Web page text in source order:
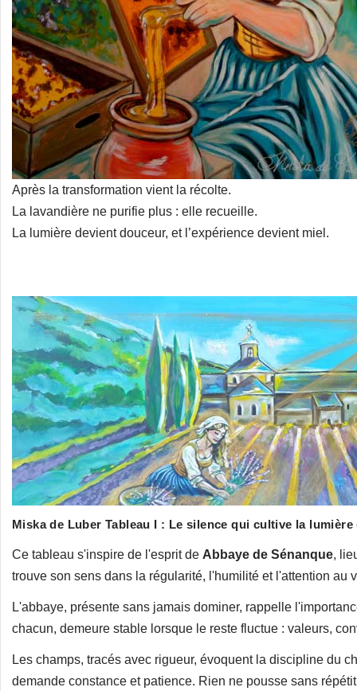
Après la transformation vient la récolte.
La lavandière ne purifie plus : elle recueille.
La lumière devient douceur, et l’expérience devient miel.
Miska de Luber Tableau I : Le silence qui cultive la lumière
Ce tableau s'inspire de l'esprit de Abbaye de Sénanque,
trouve son sens dans la régularité, l'humilité et l'attention au
L'abbaye, présente sans jamais dominer, rappelle
chacun, demeure stable lorsque le reste fluctue : valeurs,
Les champs, tracés avec rigueur, évoquent la discipline du
demande constance et patience. Rien ne pousse sans